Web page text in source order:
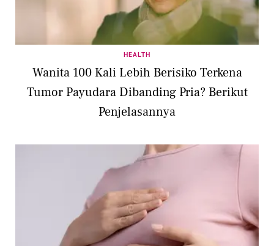
HEALTH
Wanita 100 Kali Lebih Berisiko Terkena
Tumor Payudara Dibanding Pria? Berikut
Penjelasannya